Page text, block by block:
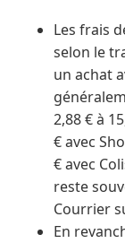
Les frais
selon le
un achat
2,88 € à
€ avec
€ avec
reste
Courrier
En